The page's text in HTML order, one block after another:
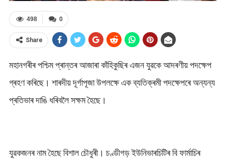
0
498
Share
মহানগৰীৰ পশ্চিম প্ৰান্তৰ আজাৰা কাঁহিকুছিৰ এজন যুৱকে আদৰণীয় পদক্ষেপ
গ্ৰহণ কৰিছে। শাৰদীয় দূৰ্গাপূজা উপলক্ষে এক ব্যতিক্ৰমী পদক্ষেপৰে অন্যন্য
প্ৰতিভাৰ দাঙি ধৰিবলৈ সক্ষম হৈছে।
যুৱকজনৰ নাম হৈছে বিশাল চৌধুৰী। চণ্ডীগড় ইউনিভাৰচিটিৰ বি ফাৰ্মাচিৰ